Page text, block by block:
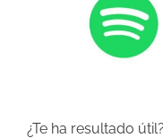
¿Te ha resultado